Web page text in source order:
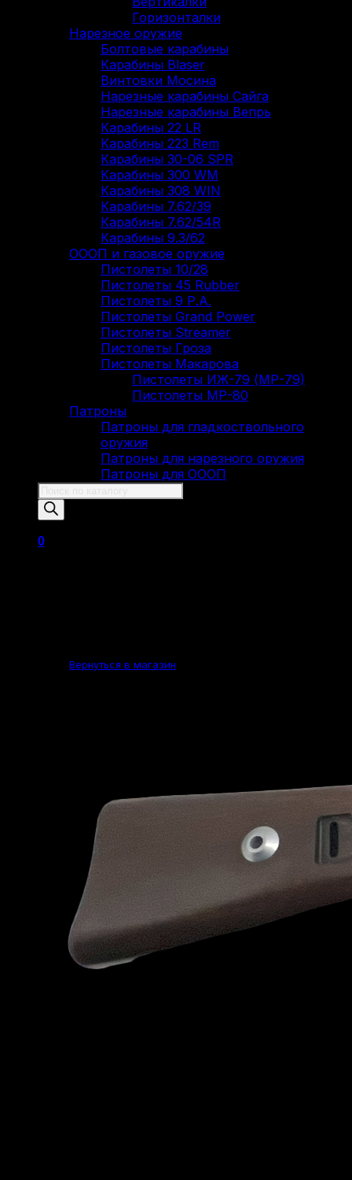
Горизонталки
Нарезное оружие
Болтовые карабины
Карабины Blaser
Винтовки Мосина
Нарезные карабины Сайга
Нарезные карабины Вепрь
Карабины 22 LR
Карабины 223 Rem
Карабины 30-06 SPR
Карабины 300 WM
Карабины 308 WIN
Карабины 7.62/39
Карабины 7.62/54R
Карабины 9.3/62
ОООП и газовое оружие
Пистолеты 10/28
Пистолеты 45 Rubber
Пистолеты 9 Р.А.
Пистолеты Grand Power
Пистолеты Streamer
Пистолеты Гроза
Пистолеты Макарова
Пистолеты ИЖ-79 (МР-79)
Пистолеты МР-80
Патроны
Патроны для гладкоствольного
оружия
Патроны для нарезного оружия
Патроны для ОООП
Поиск
товаров
0
Вернуться в магазин